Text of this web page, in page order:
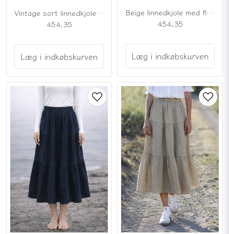
Vintage sort linnedkjole med flæser
454,35
Læg i indkøbskurven
Beige linnedkjole med flæser
454,35
Læg i indkøbskurven